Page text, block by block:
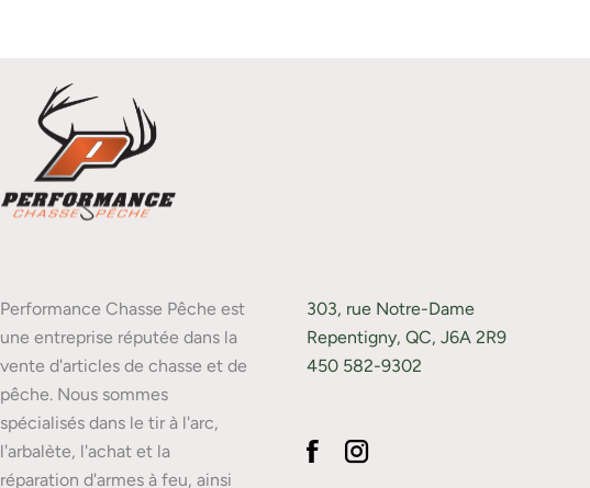
Performance Chasse Pêche est
une entreprise réputée dans la
vente d'articles de chasse et de
pêche. Nous sommes
spécialisés dans le tir à l'arc,
l'arbalète, l'achat et la
réparation d'armes à feu, ainsi
303, rue Notre-Dame
Repentigny, QC, J6A 2R9
450 582-9302